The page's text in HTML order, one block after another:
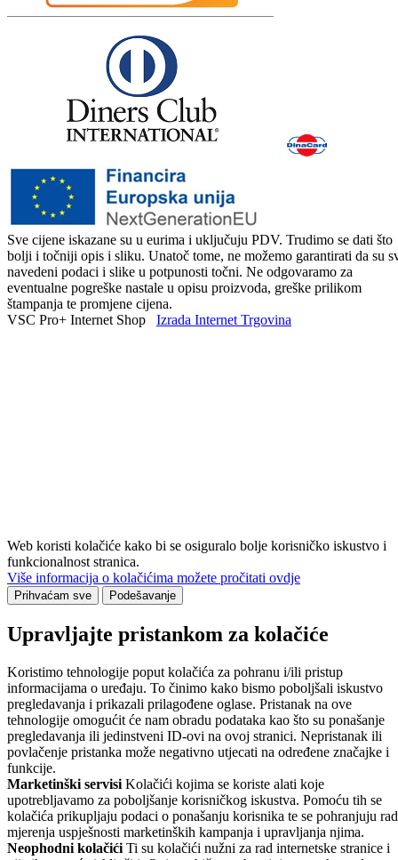
Sve cijene iskazane su u eurima i uključuju PDV. Trudimo se dati što
bolji i točniji opis i sliku. Unatoč tome, ne možemo garantirati da su
navedeni podaci i slike u potpunosti točni. Ne odgovaramo za
eventualne pogreške nastale u opisu proizvoda, greške prilikom
štampanja te promjene cijena.
VSC Pro+ Internet Shop Izrada Internet Trgovina
Web koristi kolačiće kako bi se osiguralo bolje korisničko iskustvo i
funkcionalnost stranica.
Više informacija o kolačićima možete pročitati ovdje
Prihvaćam sve Podešavanje
Upravljajte pristankom za kolačiće
Koristimo tehnologije poput kolačića za pohranu i/ili pristup
informacijama o uređaju. To činimo kako bismo poboljšali iskustvo
pregledavanja i prikazali prilagođene oglase. Pristanak na ove
tehnologije omogućit će nam obradu podataka kao što su ponašanje
pregledavanja ili jedinstveni ID-ovi na ovoj stranici. Nepristanak ili
povlačenje pristanka može negativno utjecati na određene značajke i
funkcije.
Marketinški servisi Kolačići kojima se koriste alati koje
upotrebljavamo za poboljšanje korisničkog iskustva. Pomoću tih se
kolačića prikupljaju podaci o ponašanju korisnika te se pohranjuju
mjerenja uspješnosti marketinških kampanja i upravljanja njima.
Neophodni kolačići Ti su kolačići nužni za rad internetske stranice i